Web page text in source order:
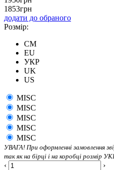
1853грн
додати до обраного
Розмір:
CM
EU
УКР
UK
US
MISC
MISC
MISC
MISC
MISC
УВАГА! При оформленні замовлення
так як на бірці і на коробці розмір
‹ ›